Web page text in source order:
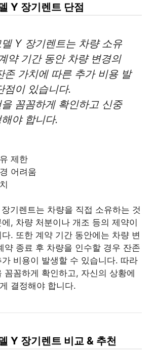
Y 장기렌트 단점
Y 장기렌트는 차량 소유
약 기간 동안 차량 변경의
존 가치에 따른 추가 비용 발
점이 있습니다.
꼼꼼하게 확인하고 신중
야 합니다.
제한
어려움
기렌트는 차량을 직접 소유하는 것
, 차량 처분이나 개조 등의 제약이
. 또한 계약 기간 동안에는 차량 변
약 종료 후 차량을 인수할 경우 잔존
비용이 발생할 수 있습니다. 따라
꼼꼼하게 확인하고, 자신의 상황에
결정해야 합니다.
Y 장기렌트 비교 & 추천